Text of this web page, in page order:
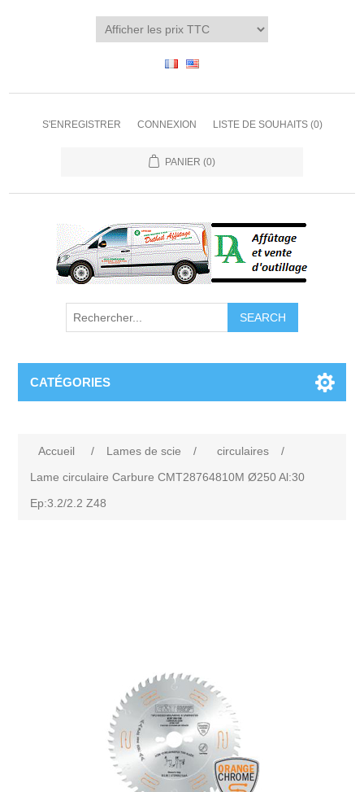
S'ENREGISTRER CONNEXION LISTE DE SOUHAITS (0)
PANIER (0)
CATÉGORIES
Accueil / Lames de scie / circulaires
/
Lame circulaire Carbure CMT28764810M Ø250 Al:30
Ep:3.2/2.2 Z48